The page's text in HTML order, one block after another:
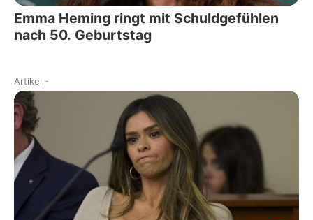
Emma Heming ringt mit Schuldgefühlen
nach 50. Geburtstag
Artikel -